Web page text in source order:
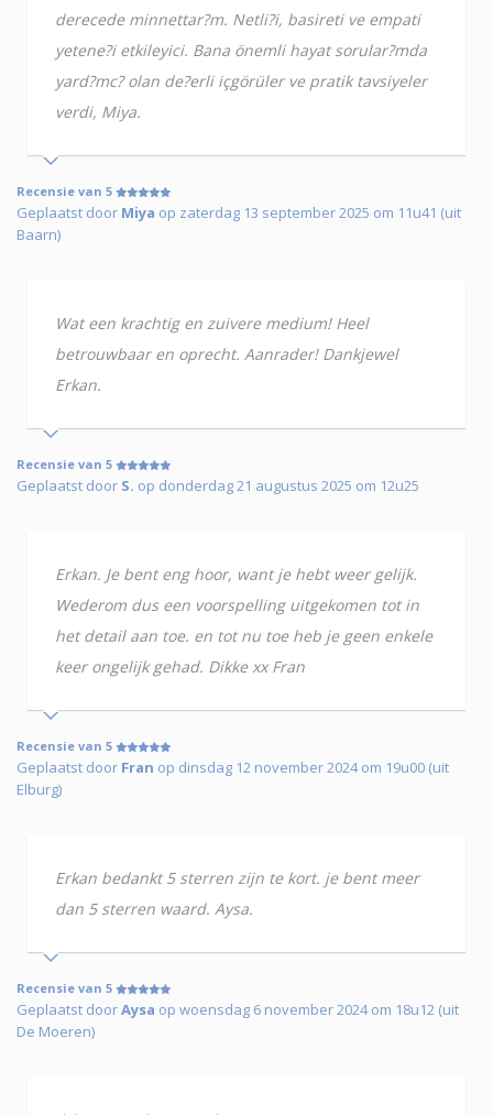
derecede minnettar?m. Netli?i, basireti ve empati
yetene?i etkileyici. Bana önemli hayat sorular?mda
yard?mc? olan de?erli içgörüler ve pratik tavsiyeler
verdi, Miya.
Recensie van 5
Geplaatst door Miya op zaterdag 13 september 2025 om 11u41 (uit
Baarn)
Wat een krachtig en zuivere medium! Heel
betrouwbaar en oprecht. Aanrader! Dankjewel
Erkan.
Recensie van 5
Geplaatst door S. op donderdag 21 augustus 2025 om 12u25
Erkan. Je bent eng hoor, want je hebt weer gelijk.
Wederom dus een voorspelling uitgekomen tot in
het detail aan toe. en tot nu toe heb je geen enkele
keer ongelijk gehad. Dikke xx Fran
Recensie van 5
Geplaatst door Fran op dinsdag 12 november 2024 om 19u00 (uit
Elburg)
Erkan bedankt 5 sterren zijn te kort. je bent meer
dan 5 sterren waard. Aysa.
Recensie van 5
Geplaatst doorAysa op woensdag 6 november 2024 om 18u12 (uit
De Moeren)